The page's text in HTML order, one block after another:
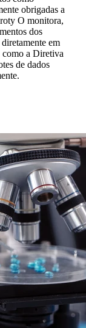
obrigadas a
O monitora,
dos
em
como a Diretiva
de dados